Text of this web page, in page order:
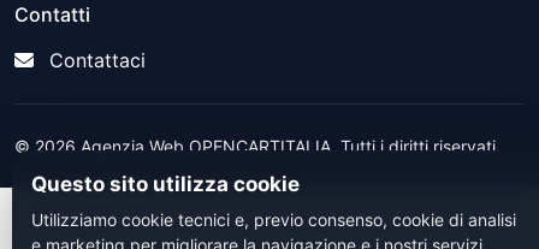
Contatti
Contattaci
© 2026 Agenzia Web OPENCARTITALIA. Tutti i diritti riservati.
Questo sito utilizza cookie
Utilizziamo cookie tecnici e, previo consenso, cookie di analisi
e marketing per migliorare la navigazione e i nostri servizi.